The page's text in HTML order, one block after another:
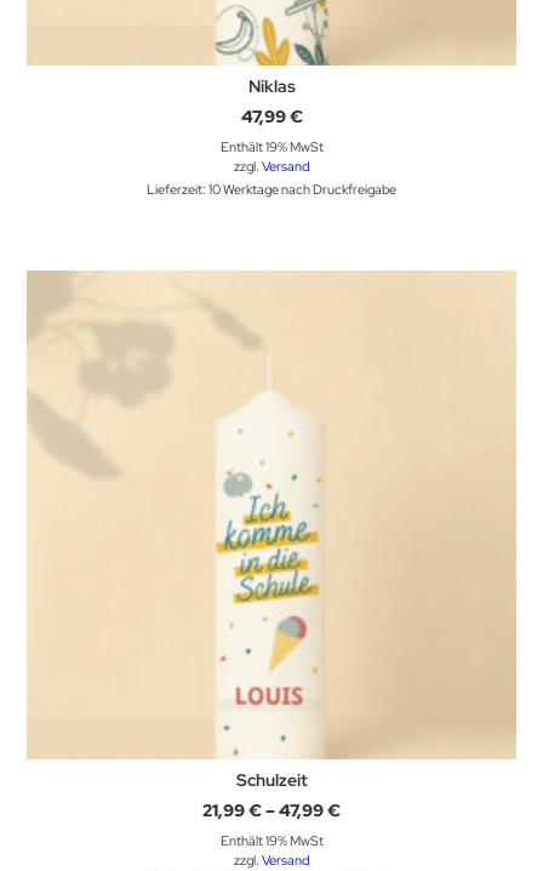
Niklas
47,99€
Enthält 19% MwSt
zzgl. Versand
Lieferzeit: 10 Werktage nach Druckfreigabe
Dieses Produkt weist mehrere Varianten auf. Die Optionen können auf der Produktseite gewählt werden
Schulzeit
21,99€–47,99€Preisspanne:
Enthält 19% MwSt
zzgl. Versand